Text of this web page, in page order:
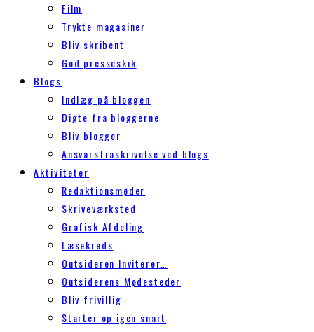
Film
Trykte magasiner
Bliv skribent
God presseskik
Blogs
Indlæg på bloggen
Digte fra bloggerne
Bliv blogger
Ansvarsfraskrivelse ved blogs
Aktiviteter
Redaktionsmøder
Skriveværksted
Grafisk Afdeling
Læsekreds
Outsideren Inviterer…
Outsiderens Mødesteder
Bliv frivillig
Starter op igen snart